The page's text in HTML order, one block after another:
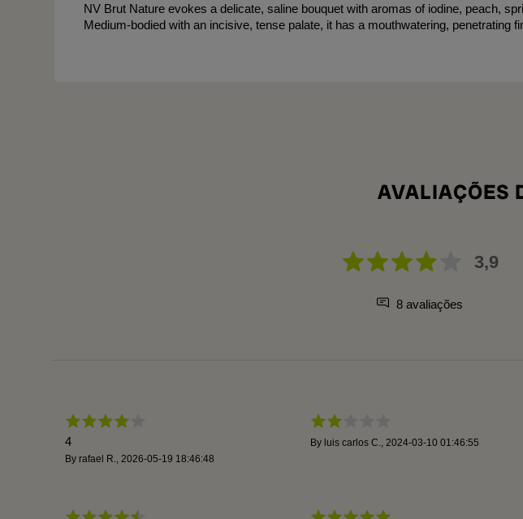
NV Brut Nature evokes a delicate, saline bouquet with aromas of iodine, peach,
Medium-bodied with an incisive, tense palate, it has a mouthwatering, penetrating
AVALIAÇÕES
3,9
8 avaliações
4
By rafael R., 2026-05-19 18:46:48
By luis carlos C., 2024-03-10 01:46:55